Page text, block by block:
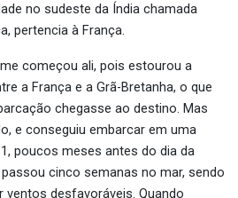
no sudeste da Índia chamada
pertencia à França.
começou ali, pois estourou a
a França e a Grã-Bretanha, o que
chegasse ao destino. Mas
e conseguiu embarcar em uma
poucos meses antes do dia da
cinco semanas no mar, sendo
ventos desfavoráveis. Quando